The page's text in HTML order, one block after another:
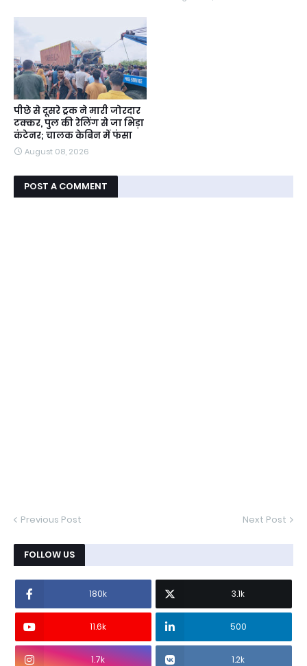
पीछे से दूसरे ट्रक ने मारी जोरदार
टक्कर, पुल की रेलिंग से जा भिड़ा
कंटेनर; चालक केबिन में फंसा
August 08, 2026
POST A COMMENT
Previous Post Next Post
FOLLOW US
180k 3.1k
11.6k 500
1.7k 1.2k